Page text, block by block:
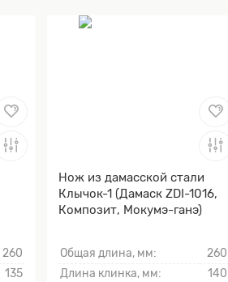
260
135
Нож из дамасской стали
Клычок-1 (Дамаск ZDI-1016,
Композит, Мокумэ-ганэ)
Общая длина, мм:
260
Длина клинка, мм:
140